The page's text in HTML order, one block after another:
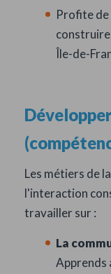
Profite
construire
Île-de-
Les métiers de
l'interaction
travailler sur :
La
Apprends